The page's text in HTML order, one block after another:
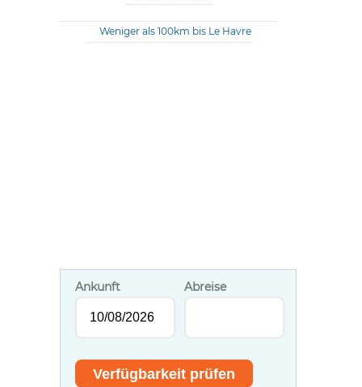
Weniger als 100km bis Le Havre
Ankunft Abreise